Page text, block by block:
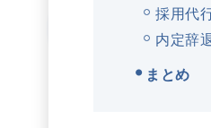
採用代
内定辞
まとめ